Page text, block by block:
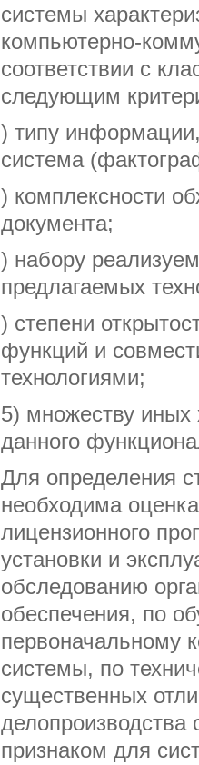
системы
компьютерно-
соответствии с
следующим
) типу
система
) комплексности
документа;
) набору
предлагаемых
) степени
функций и
технологиями;
5) множеству иных
данного
Для определения
необходима
лицензионного
установки и
обследованию
обеспечения, по
первоначальному
системы, по
существенных
делопроизводства
признаком для